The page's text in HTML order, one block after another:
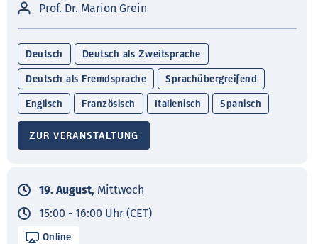
Prof. Dr. Marion Grein
Deutsch Deutsch als Zweitsprache
Deutsch als Fremdsprache Sprachübergreifend
Englisch Französisch Italienisch Spanisch
ZUR VERANSTALTUNG
19. August, Mittwoch
15:00 - 16:00 Uhr (CET)
Online